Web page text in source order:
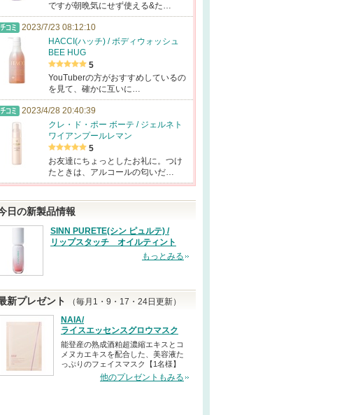
ですが朝晩気にせず使える&た…
2023/7/23 08:12:10
HACCI(ハッチ) / ボディウォッシュ
BEE HUG
5
YouTuberの方がおすすめしているの
を見て、確かに互いに…
2023/4/28 20:40:39
クレ・ド・ポー ボーテ / ジェルネト
ワイアンプールレマン
5
お友達にちょっとしたお礼に。つけ
たときは、アルコールの匂いだ…
日の新製品情報
SINN PURETE(シン ピュルテ) /
リップスタッチ オイルティント
もっとみる
新プレゼント
（毎月1・9・17・24日更新）
NAIA/
ライスエッセンスグロウマスク
能登産の熟成酒粕超濃縮エキスとコ
メヌカエキスを配合した、美容液た
っぷりのフェイスマスク【1名様】
他のプレゼントもみる